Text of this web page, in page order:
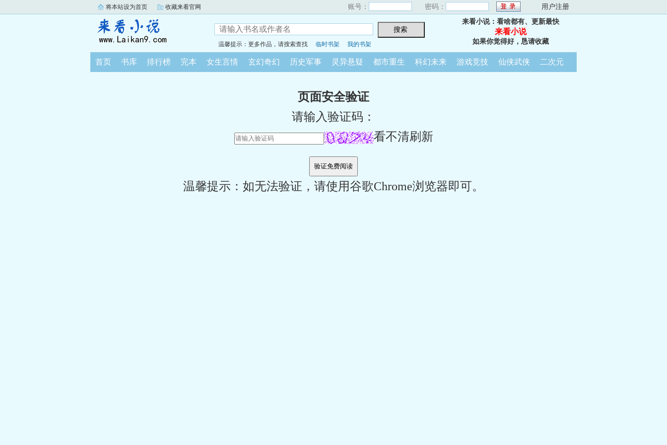
将本站设为首页 收藏来看官网 账号： 密码： 用户注册
温馨提示：更多作品，请搜索查找 临时书架 我的书架
来看小说：看啥都有、更新最快
来看小说
如果你觉得好，恳请收藏
首页 书库 排行榜 完本 女生言情 玄幻奇幻 历史军事 灵异悬疑 都市重生 科幻未来 游戏竞技 仙侠武侠 二次元
页面安全验证
请输入验证码：
看不清刷新
温馨提示：如无法验证，请使用谷歌Chrome浏览器即可。